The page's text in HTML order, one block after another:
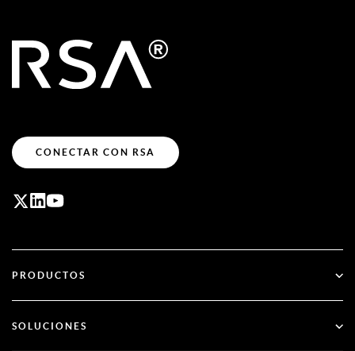
CONECTAR CON RSA
PRODUCTOS
SOLUCIONES